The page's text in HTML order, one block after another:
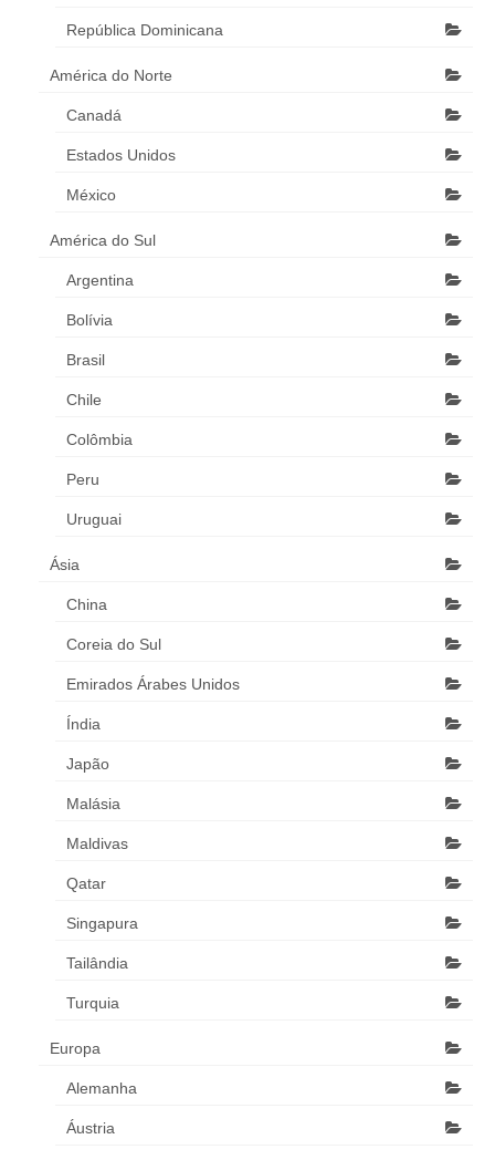
República Dominicana
América do Norte
Canadá
Estados Unidos
México
América do Sul
Argentina
Bolívia
Brasil
Chile
Colômbia
Peru
Uruguai
Ásia
China
Coreia do Sul
Emirados Árabes Unidos
Índia
Japão
Malásia
Maldivas
Qatar
Singapura
Tailândia
Turquia
Europa
Alemanha
Áustria